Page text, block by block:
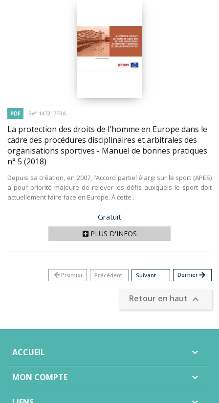
PDF Ref 147317FRA
La protection des droits de l'homme en Europe dans le
cadre des procédures disciplinaires et arbitrales des
organisations sportives - Manuel de bonnes pratiques
n° 5 (2018)
Depuis sa création, en 2007, l’Accord partiel élargi sur le sport (APES)
a pour priorité majeure de relever les défis auxquels le sport doit
actuellement faire face en Europe. À cette...
Prix
Gratuit
PLUS D'INFOS
arrow_backPremier Précédent Suivant Dernierarrow_forward
Retour en haut 
ACCUEIL 
MON COMPTE 